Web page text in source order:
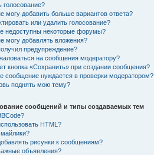
голосование?
могу добавить больше вариантов ответа?
или удалить голосование?
недоступны некоторые форумы?
могу добавлять вложения?
предупреждение?
на сообщения модератору?
кнопка «Сохранить» при создании сообщения?
сообщение нуждается в проверки модератором?
поднять мою тему?
сообщений и типы создаваемых тем
HTML?
рисунки к сообщениям?
объявления?